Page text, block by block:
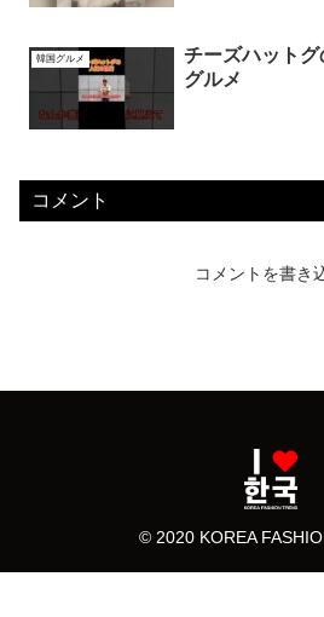
韓国グルメ
チーズハット
グルメ
コメント
コメントを書き
© 2020 KOREA